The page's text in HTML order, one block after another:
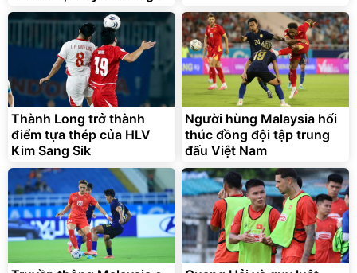
Malaysia e ngại Việt Nam
Thành Long trở thành
điểm tựa thép của HLV
Kim Sang Sik
Người hùng Malaysia hối
thúc đồng đội tập trung
đấu Việt Nam